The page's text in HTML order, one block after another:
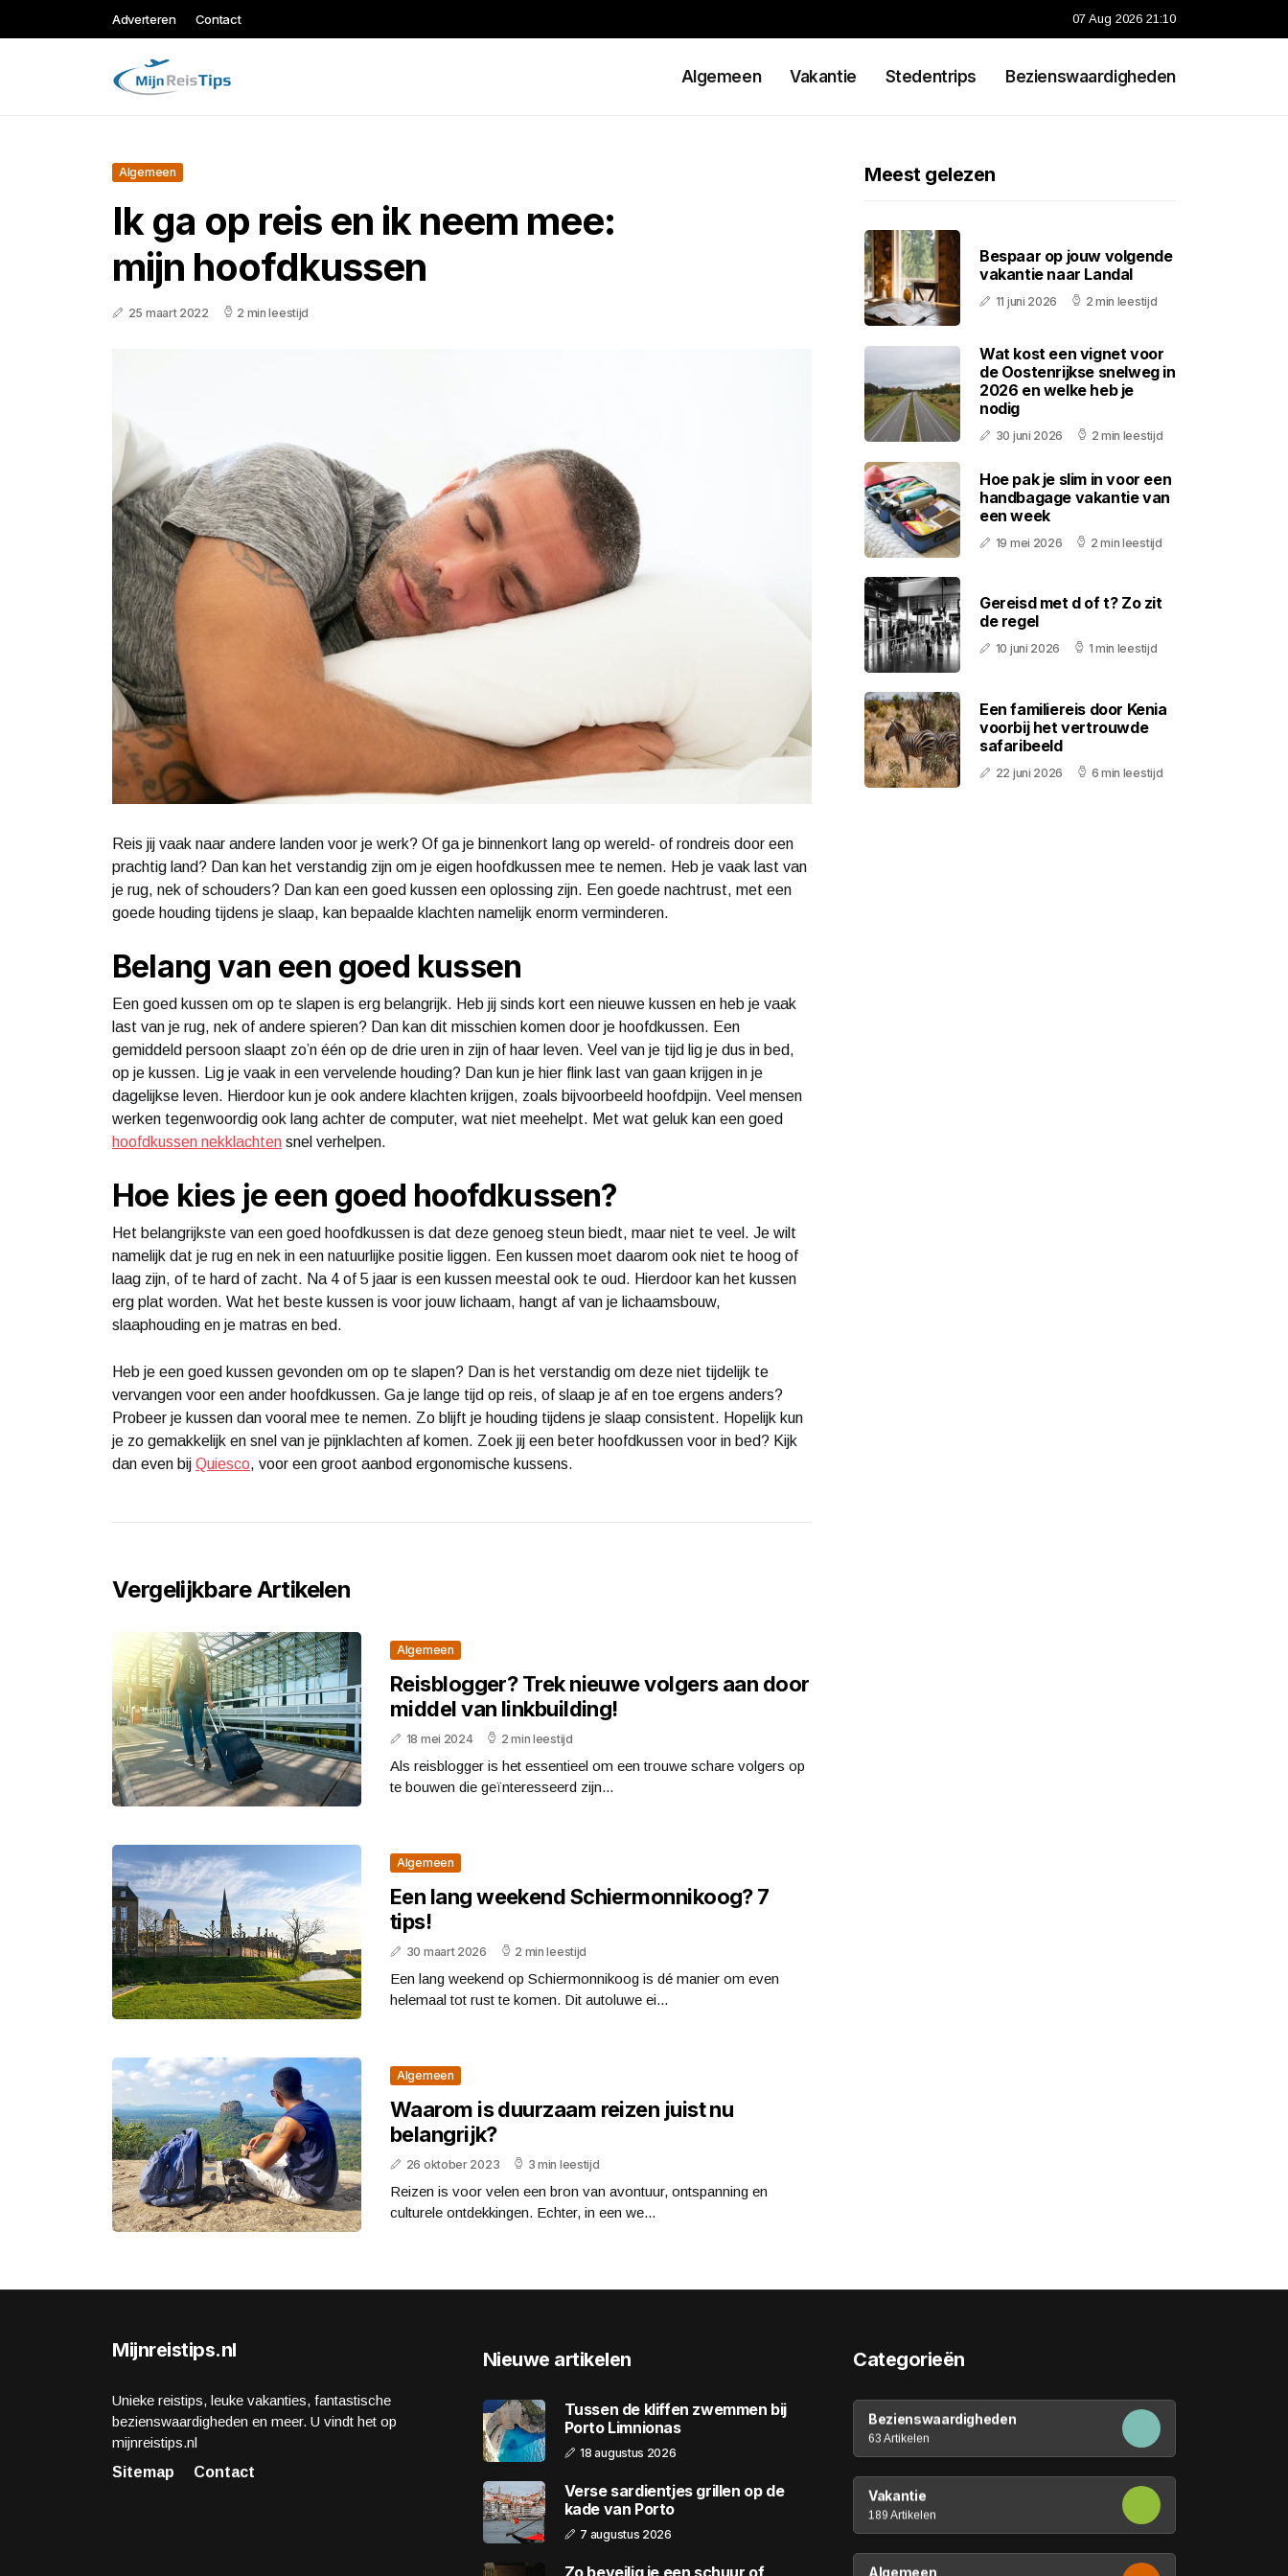
Adverteren Contact 07 Aug 2026 21:10
Algemeen Vakantie Stedentrips Bezienswaardigheden
Algemeen
Ik ga op reis en ik neem mee:
mijn hoofdkussen
25 maart 2022 2 min leestijd
Reis jij vaak naar andere landen voor je werk? Of ga je binnenkort lang op wereld- of rondreis door een
prachtig land? Dan kan het verstandig zijn om je eigen hoofdkussen mee te nemen. Heb je vaak last van
je rug, nek of schouders? Dan kan een goed kussen een oplossing zijn. Een goede nachtrust, met een
goede houding tijdens je slaap, kan bepaalde klachten namelijk enorm verminderen.
Belang van een goed kussen
Een goed kussen om op te slapen is erg belangrijk. Heb jij sinds kort een nieuwe kussen en heb je vaak
last van je rug, nek of andere spieren? Dan kan dit misschien komen door je hoofdkussen. Een
gemiddeld persoon slaapt zo’n één op de drie uren in zijn of haar leven. Veel van je tijd lig je dus in bed,
op je kussen. Lig je vaak in een vervelende houding? Dan kun je hier flink last van gaan krijgen in je
dagelijkse leven. Hierdoor kun je ook andere klachten krijgen, zoals bijvoorbeeld hoofdpijn. Veel mensen
werken tegenwoordig ook lang achter de computer, wat niet meehelpt. Met wat geluk kan een goed
hoofdkussen nekklachten snel verhelpen.
Hoe kies je een goed hoofdkussen?
Het belangrijkste van een goed hoofdkussen is dat deze genoeg steun biedt, maar niet te veel. Je wilt
namelijk dat je rug en nek in een natuurlijke positie liggen. Een kussen moet daarom ook niet te hoog of
laag zijn, of te hard of zacht. Na 4 of 5 jaar is een kussen meestal ook te oud. Hierdoor kan het kussen
erg plat worden. Wat het beste kussen is voor jouw lichaam, hangt af van je lichaamsbouw,
slaaphouding en je matras en bed.
Heb je een goed kussen gevonden om op te slapen? Dan is het verstandig om deze niet tijdelijk te
vervangen voor een ander hoofdkussen. Ga je lange tijd op reis, of slaap je af en toe ergens anders?
Probeer je kussen dan vooral mee te nemen. Zo blijft je houding tijdens je slaap consistent. Hopelijk kun
je zo gemakkelijk en snel van je pijnklachten af komen. Zoek jij een beter hoofdkussen voor in bed? Kijk
dan even bij Quiesco, voor een groot aanbod ergonomische kussens.
Vergelijkbare Artikelen
Algemeen
Reisblogger? Trek nieuwe volgers aan door
middel van linkbuilding!
18 mei 2024 2 min leestijd
Als reisblogger is het essentieel om een trouwe schare volgers op
te bouwen die geïnteresseerd zijn...
Algemeen
Een lang weekend Schiermonnikoog? 7
tips!
30 maart 2026 2 min leestijd
Een lang weekend op Schiermonnikoog is dé manier om even
helemaal tot rust te komen. Dit autoluwe ei...
Algemeen
Waarom is duurzaam reizen juist nu
belangrijk?
26 oktober 2023 3 min leestijd
Reizen is voor velen een bron van avontuur, ontspanning en
culturele ontdekkingen. Echter, in een we...
Meest gelezen
Bespaar op jouw volgende
vakantie naar Landal
11 juni 2026 2 min leestijd
Wat kost een vignet voor
de Oostenrijkse snelweg in
2026 en welke heb je
nodig
30 juni 2026 2 min leestijd
Hoe pak je slim in voor een
handbagage vakantie van
een week
19 mei 2026 2 min leestijd
Gereisd met d of t? Zo zit
de regel
10 juni 2026 1 min leestijd
Een familiereis door Kenia
voorbij het vertrouwde
safaribeeld
22 juni 2026 6 min leestijd
Mijnreistips.nl
Unieke reistips, leuke vakanties, fantastische
bezienswaardigheden en meer. U vindt het op
mijnreistips.nl
Sitemap
Contact
Nieuwe artikelen
Tussen de kliffen zwemmen bij
Porto Limnionas
18 augustus 2026
Verse sardientjes grillen op de
kade van Porto
7 augustus 2026
Zo beveilig je een schuur of
Categorieën
Bezienswaardigheden
63 Artikelen
Vakantie
189 Artikelen
Algemeen